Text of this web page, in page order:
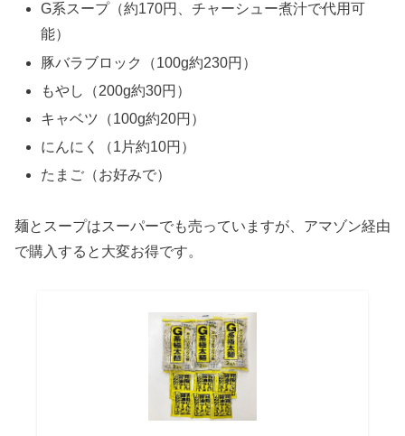
G系スープ（約170円、チャーシュー煮汁で代用可
能）
豚バラブロック（100g約230円）
もやし（200g約30円）
キャベツ（100g約20円）
にんにく（1片約10円）
たまご（お好みで）
麺とスープはスーパーでも売っていますが、アマゾン経由
で購入すると大変お得です。